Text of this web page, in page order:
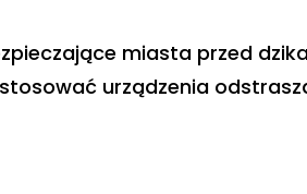
miasta przed
urządzenia